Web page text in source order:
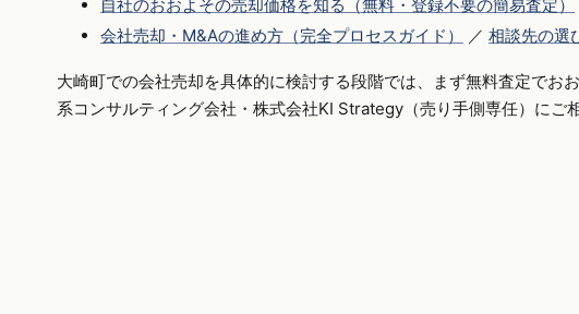
自社のおおよその売却価格を知る（無料・登録不要の簡易査定）
会社売却・M&Aの進め方（完全プロセスガイド）
／ 相談先の選
大崎町での会社売却を具体的に検討する段階では、まず無料査定で
系コンサルティング会社・株式会社KI Strategy（売り手側専任）にご